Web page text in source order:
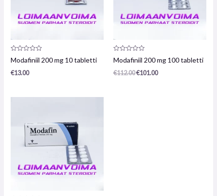
Toote
arvustus:
/
Modafiniil 200 mg 10 tabletti
€13.00
Toote
arvustus:
/
Modafiniil 200 mg 100 tabletti
€112.00€101.00